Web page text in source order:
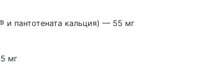
и пантотената кальция) — 55 мг
мг